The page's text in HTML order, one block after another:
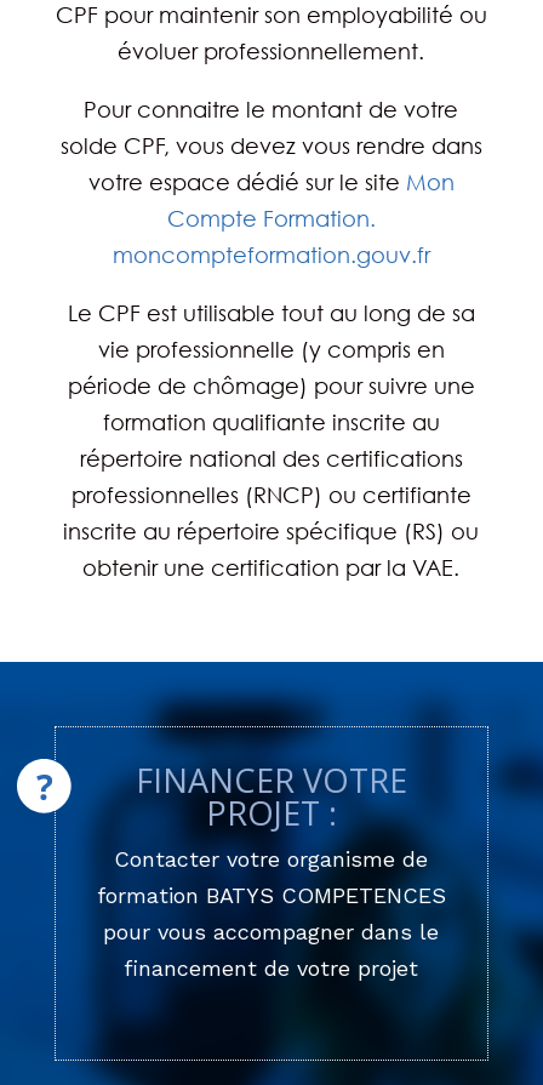
CPF pour maintenir son employabilité ou
évoluer professionnellement.
Pour connaitre le montant de votre
solde CPF, vous devez vous rendre dans
votre espace dédié sur le site Mon
Compte Formation.
moncompteformation.gouv.fr
Le CPF est utilisable tout au long de sa
vie professionnelle (y compris en
période de chômage) pour suivre une
formation qualifiante inscrite au
répertoire national des certifications
professionnelles (RNCP) ou certifiante
inscrite au répertoire spécifique (RS) ou
obtenir une certification par la VAE.
FINANCER VOTRE
PROJET :
Contacter votre organisme de
formation BATYS COMPETENCES
pour vous accompagner dans le
financement de votre projet